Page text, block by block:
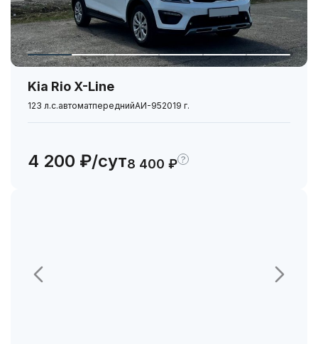
Kia Rio X-Line
123 л.с.автоматпереднийАИ-952019 г.
4 200 ₽/сут8 400 ₽ ?